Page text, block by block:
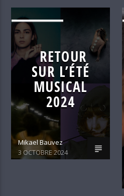
ALTERNATIVE
RETOUR
SUR L’ÉTÉ
MUSICAL
2024
Mikael Bauvez
3 OCTOBRE 2024